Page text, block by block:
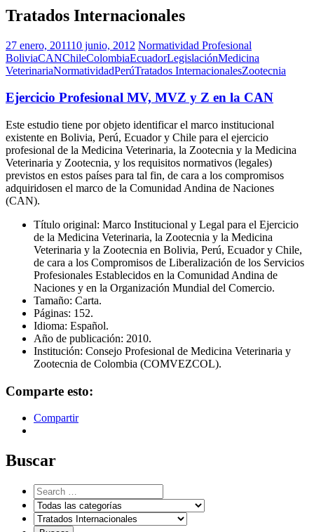
Tratados Internacionales
27 enero, 201110 junio, 2012 Normatividad Profesional
BoliviaCANChileColombiaEcuadorLegislaciónMedicina
VeterinariaNormatividadPerúTratados InternacionalesZootecnia
Ejercicio Profesional MV, MVZ y Z en la CAN
Este estudio tiene por objeto identificar el marco institucional
existente en Bolivia, Perú, Ecuador y Chile para el ejercicio
profesional de la Medicina Veterinaria, la Zootecnia y la Medicina
Veterinaria y Zootecnia, y los requisitos normativos (legales)
previstos en estos países para tal fin, de cara a los compromisos
adquiridosen el marco de la Comunidad Andina de Naciones
(CAN).
Título original: Marco Institucional y Legal para el Ejercicio
de la Medicina Veterinaria, la Zootecnia y la Medicina
Veterinaria y la Zootecnia en Bolivia, Perú, Ecuador y Chile,
de cara a los Compromisos de Liberalización de los Servicios
Profesionales Establecidos en la Comunidad Andina de
Naciones y en la Organización Mundial del Comercio.
Tamaño: Carta.
Páginas: 152.
Idioma: Español.
Año de publicación: 2010.
Institución: Consejo Profesional de Medicina Veterinaria y
Zootecnia de Colombia (COMVEZCOL).
Comparte esto:
Compartir
Buscar